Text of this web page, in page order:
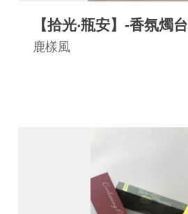
【拾光‧瓶安】-香氛燭台
鹿樣風